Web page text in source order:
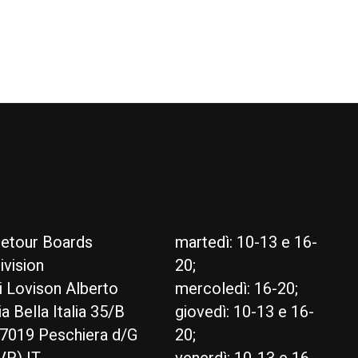
Boards
Lovison Alberto
Bella Italia 35/B
Peschiera d/G
martedì: 10-13 e 16-
20;
mercoledì: 16-20;
giovedì: 10-13 e 16-
20;